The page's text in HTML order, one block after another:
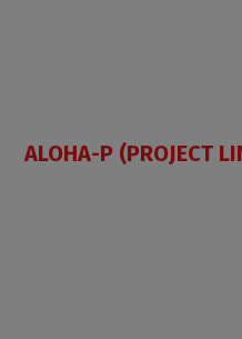
ALOHA-P (PROJECT